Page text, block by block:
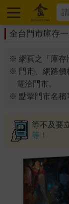
全台門市庫存
※ 網頁之「庫存
※ 門市、網路價
電洽門市。
※ 點擊門市名稱
等不及要
等！